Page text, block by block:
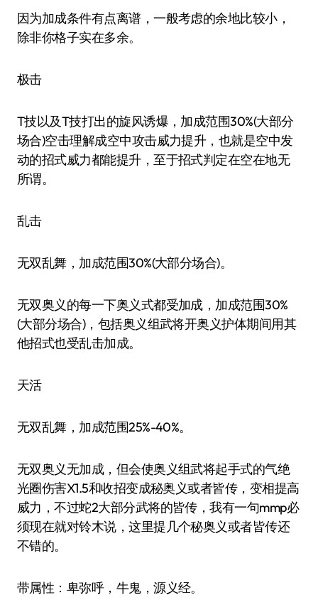
因为加成条件有点离谱，一般考虑的余地比较小，
除非你格子实在多余。
极击
T技以及T技打出的旋风诱爆，加成范围30%(大部分
场合)空击理解成空中攻击威力提升，也就是空中发
动的招式威力都能提升，至于招式判定在空在地无
所谓。
乱击
无双乱舞，加成范围30%(大部分场合)。
无双奥义的每一下奥义式都受加成，加成范围30%
(大部分场合)，包括奥义组武将开奥义护体期间用其
他招式也受乱击加成。
天活
无双乱舞，加成范围25%-40%。
无双奥义无加成，但会使奥义组武将起手式的气绝
光圈伤害X1.5和收招变成秘奥义或者皆传，变相提高
威力，不过蛇2大部分武将的皆传，我有一句mmp必
须现在就对铃木说，这里提几个秘奥义或者皆传还
不错的。
带属性：卑弥呼，牛鬼，源义经。